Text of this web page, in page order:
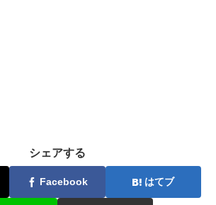
シェアする
Facebook はてブ